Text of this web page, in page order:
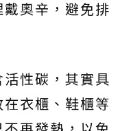
奧辛，避免排
性碳，其實具
衣櫃、鞋櫃等